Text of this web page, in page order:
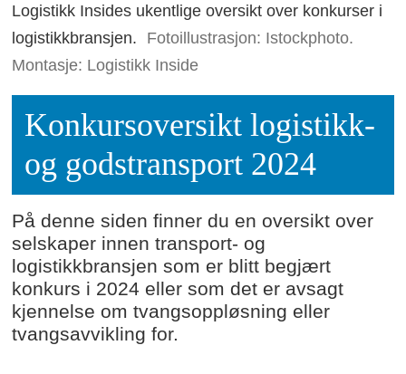
Logistikk Insides ukentlige oversikt over konkurser i
logistikkbransjen.
Fotoillustrasjon: Istockphoto.
Montasje: Logistikk Inside
Konkursoversikt logistikk-
og godstransport 2024
På denne siden finner du en oversikt over
selskaper innen transport- og
logistikkbransjen som er blitt begjært
konkurs i 2024 eller som det er avsagt
kjennelse om tvangsoppløsning eller
tvangsavvikling for.